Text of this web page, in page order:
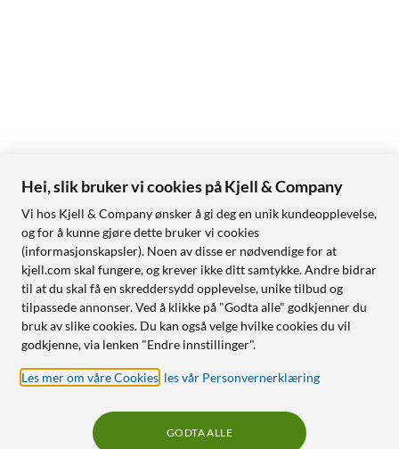
Hei, slik bruker vi cookies på Kjell & Company
Vi hos Kjell & Company ønsker å gi deg en unik kundeopplevelse,
og for å kunne gjøre dette bruker vi cookies
(informasjonskapsler). Noen av disse er nødvendige for at
kjell.com skal fungere, og krever ikke ditt samtykke. Andre bidrar
til at du skal få en skreddersydd opplevelse, unike tilbud og
tilpassede annonser. Ved å klikke på "Godta alle" godkjenner du
bruk av slike cookies. Du kan også velge hvilke cookies du vil
godkjenne, via lenken "Endre innstillinger".
Les mer om våre Cookies les vår Personvernerklæring
GODTA ALLE